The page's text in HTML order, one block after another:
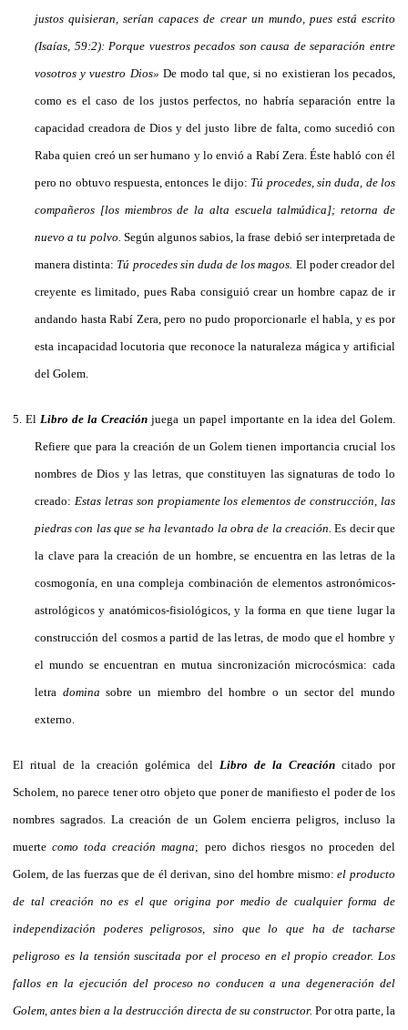
justos quisieran, serían capaces de crear un mundo, pues está escrito
(Isaías, 59:2): Porque vuestros pecados son causa de separación entre
vosotros y vuestro Dios» De modo tal que, si no existieran los pecados,
como es el caso de los justos perfectos, no habría separación entre la
capacidad creadora de Dios y del justo libre de falta, como sucedió con
Raba quien creó un ser humano y lo envió a Rabí Zera. Éste habló con él
pero no obtuvo respuesta, entonces le dijo: Tú procedes, sin duda, de los
compañeros [los miembros de la alta escuela talmúdica]; retorna de
nuevo a tu polvo. Según algunos sabios, la frase debió ser interpretada de
manera distinta: Tú procedes sin duda de los magos. El poder creador del
creyente es limitado, pues Raba consiguió crear un hombre capaz de ir
andando hasta Rabí Zera, pero no pudo proporcionarle el habla, y es por
esta incapacidad locutoria que reconoce la naturaleza mágica y artificial
del Golem.
5. ElLibro de la Creación juega un papel importante en la idea del Golem.
Refiere que para la creación de un Golem tienen importancia crucial los
nombres de Dios y las letras, que constituyen las signaturas de todo lo
creado: Estas letras son propiamente los elementos de construcción, las
piedras con las que se ha levantado la obra de la creación.Es decir que
la clave para la creación de un hombre, se encuentra en las letras de la
cosmogonía, en una compleja combinación de elementos astronómicos-
astrológicos y anatómicos-fisiológicos, y la forma en que tiene lugar la
construcción del cosmos a partid de las letras, de modo que el hombre y
el mundo se encuentran en mutua sincronización microcósmica: cada
letra domina sobre un miembro del hombre o un sector del mundo
externo.
El ritual de la creación golémica del Libro de la Creacióncitado por
Scholem, no parece tener otro objeto que poner de manifiesto el poder de los
nombres sagrados. La creación de un Golem encierra peligros, incluso la
muertecomo toda creación magna; pero dichos riesgos no proceden del
Golem, de las fuerzas que de él derivan, sino del hombre mismo:el producto
de tal creación no es el que origina por medio de cualquier forma de
independización poderes peligrosos, sino que lo que ha de tacharse
peligroso es la tensión suscitada por el proceso en el propio creador. Los
fallos en la ejecución del proceso no conducen a una degeneración del
Golem, antes bien a la destrucción directa de su constructor. Por otra parte, la